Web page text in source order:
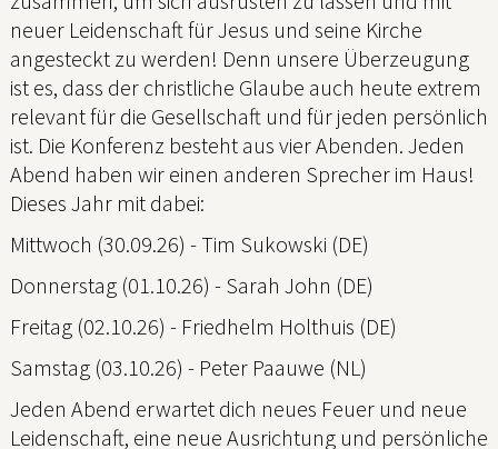
neuer Leidenschaft für Jesus und seine Kirche
angesteckt zu werden! Denn unsere Überzeugung
ist es, dass der christliche Glaube auch heute extrem
relevant für die Gesellschaft und für jeden persönlich
ist. Die Konferenz besteht aus vier Abenden. Jeden
Abend haben wir einen anderen Sprecher im Haus!
Dieses Jahr mit dabei:
Mittwoch (30.09.26) - Tim Sukowski (DE)
Donnerstag (01.10.26) - Sarah John (DE)
Freitag (02.10.26) - Friedhelm Holthuis (DE)
Samstag (03.10.26) - Peter Paauwe (NL)
Jeden Abend erwartet dich neues Feuer und neue
Leidenschaft, eine neue Ausrichtung und persönliche